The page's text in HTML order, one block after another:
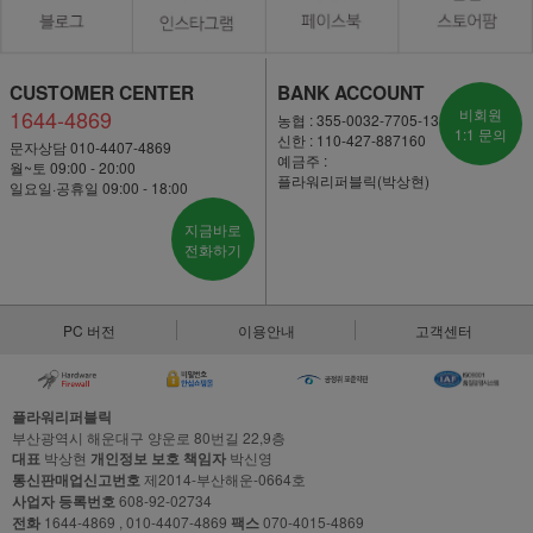
CUSTOMER CENTER
1644-4869
문자상담 010-4407-4869
월~토 09:00 - 20:00
일요일·공휴일 09:00 - 18:00
지금바로
전화하기
BANK ACCOUNT
농협 : 355-0032-7705-13
신한 : 110-427-887160
예금주 :
플라워리퍼블릭(박상현)
비회원
1:1 문의
PC 버전 이용안내 고객센터
플라워리퍼블릭
부산광역시 해운대구 양운로 80번길 22,9층
대표 박상현 개인정보 보호 책임자 박신영
통신판매업신고번호제2014-부산해운-0664호
사업자 등록번호608-92-02734
전화 1644-4869 , 010-4407-4869 팩스070-4015-4869